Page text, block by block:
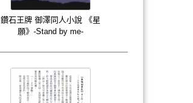
鑽石王牌 御澤同人小說 《星
願》-Stand by me-